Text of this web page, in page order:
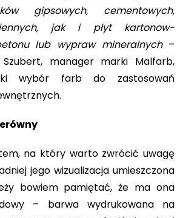
gipsowych, cementowych,
jak i płyt kartonow-
lub wypraw mineralnych –
Szubert, manager marki Malfarb,
wybór farb do zastosowań
na który warto zwrócić uwagę
jego wizualizacja umieszczona
bowiem pamiętać, że ma ona
– barwa wydrukowana na